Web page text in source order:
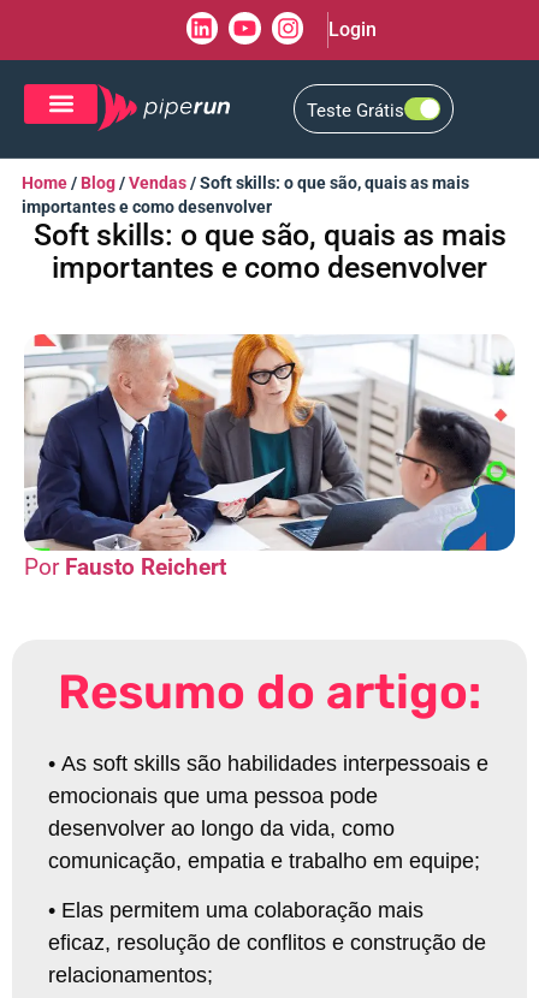
Login
Teste Grátis
Home/ Blog/Vendas/Soft skills: o que são, quais as mais
importantes e como desenvolver
Soft skills: o que são, quais as mais
importantes e como desenvolver
Fausto Reichert
Resumo do artigo:
• As soft skills são habilidades interpessoais e
emocionais que uma pessoa pode
desenvolver ao longo da vida, como
comunicação, empatia e trabalho em equipe;
• Elas permitem uma colaboração mais
eficaz, resolução de conflitos e construção de
relacionamentos;